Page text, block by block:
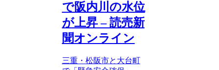
で阪内川の水位
が上昇 – 読売新
聞オンライン
三重・松阪市と大台町